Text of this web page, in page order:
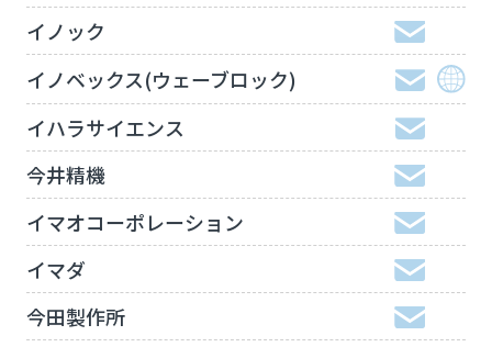
イノック
イノベックス(ウェーブロック)
イハラサイエンス
今井精機
イマオコーポレーション
イマダ
今田製作所